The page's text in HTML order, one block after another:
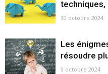
30 octobre 2024
Les
résoudre
9 octobre 2024